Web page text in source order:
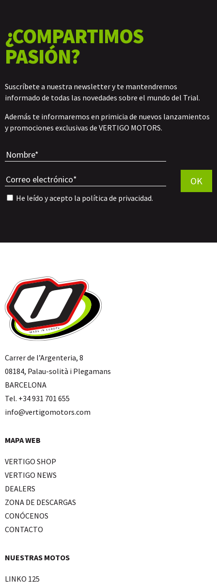
¿COMPARTIMOS
PASIÓN?
Suscríbete a nuestra newsletter y te mantendremos
informado de todas las novedades sobre el mundo del Trial.
Además te informaremos en primicia de nuevos lanzamientos
y promociones exclusivas de VERTIGO MOTORS.
He leído y acepto la política de privacidad.
OK
Carrer de l’Argenteria, 8
08184, Palau-solità i Plegamans
BARCELONA
Tel. +34 931 701 655
info@vertigomotors.com
MAPA WEB
VERTIGO SHOP
VERTIGO NEWS
DEALERS
ZONA DE DESCARGAS
CONÓCENOS
CONTACTO
NUESTRAS MOTOS
LINKO 125